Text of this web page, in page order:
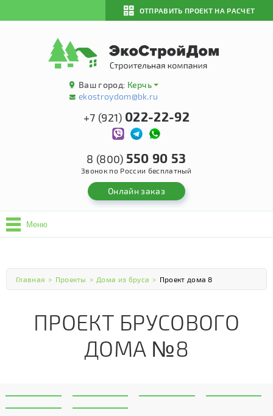
ОТПРАВИТЬ ПРОЕКТ НА РАСЧЕТ
Ваш город: Керчь
ekostroydom@bk.ru
+7 (921) 022-22-92
8 (800) 550 90 53
Звонок по России бесплатный
Онлайн заказ
Меню
Главная > Проекты > Дома из бруса > Проект дома 8
ПРОЕКТ БРУСОВОГО
ДОМА №8